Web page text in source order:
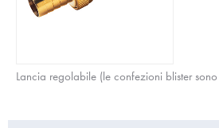
Lancia regolabile (le confezioni blister